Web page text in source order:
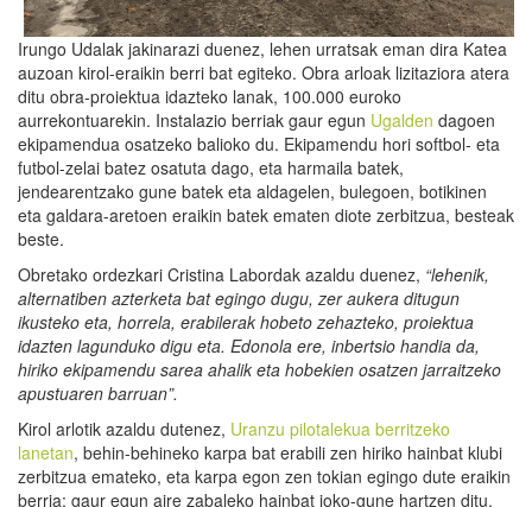
Irungo Udalak jakinarazi duenez, lehen urratsak eman dira Katea
auzoan kirol-eraikin berri bat egiteko. Obra arloak lizitaziora atera
ditu obra-proiektua idazteko lanak, 100.000 euroko
aurrekontuarekin. Instalazio berriak gaur egun Ugalden dagoen
ekipamendua osatzeko balioko du. Ekipamendu hori softbol- eta
futbol-zelai batez osatuta dago, eta harmaila batek,
jendearentzako gune batek eta aldagelen, bulegoen, botikinen
eta galdara-aretoen eraikin batek ematen diote zerbitzua, besteak
beste.
Obretako ordezkari Cristina Labordak azaldu duenez, “lehenik,
alternatiben azterketa bat egingo dugu, zer aukera ditugun
ikusteko eta, horrela, erabilerak hobeto zehazteko, proiektua
idazten lagunduko digu eta. Edonola ere, inbertsio handia da,
hiriko ekipamendu sarea ahalik eta hobekien osatzen jarraitzeko
apustuaren barruan”.
Kirol arlotik azaldu dutenez, Uranzu pilotalekua berritzeko
lanetan, behin-behineko karpa bat erabili zen hiriko hainbat klubi
zerbitzua emateko, eta karpa egon zen tokian egingo dute eraikin
berria; gaur egun aire zabaleko hainbat joko-gune hartzen ditu.